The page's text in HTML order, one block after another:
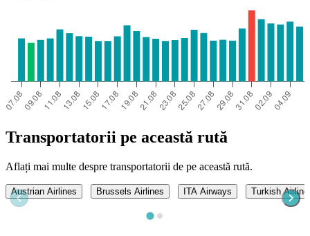
Transportatorii pe această rută
Aflați mai multe despre transportatorii de pe această rută.
Austrian Airlines Brussels Airlines ITA Airways Turkish